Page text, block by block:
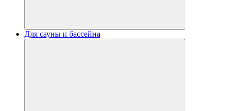
Для сауны и бассейна